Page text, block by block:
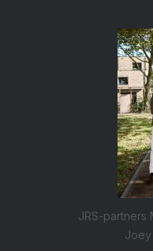
JRS-partners
Joey